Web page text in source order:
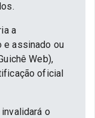
a
e assinado ou
Web),
oficial
o